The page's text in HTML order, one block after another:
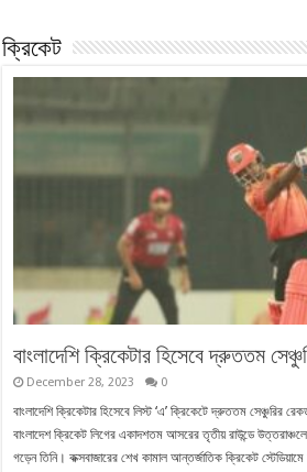
ক্রিকেট
বাংলাদেশি ক্রিকেটার হিসেবে দ্রুততম
December 28, 2023 0
বাংলাদেশি ক্রিকেটার হিসেবে লিস্ট ‘এ’ ক্রিকেটে দ্রুততম সেঞ্চুরির
বাংলাদেশ ক্রিকেট লিগের একাদশতম আসরের তৃতীয় রাউন্ডে
গড়েন তিনি। কক্সবাজারের শেখ কামাল আন্তর্জাতিক ক্রিকেট